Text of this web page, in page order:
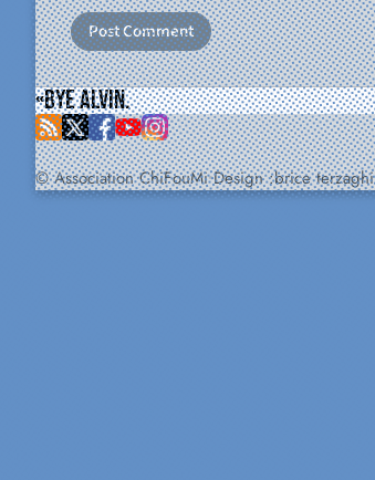
Bye Alvin.
© Association ChiFouMi Design :brice terzaghi